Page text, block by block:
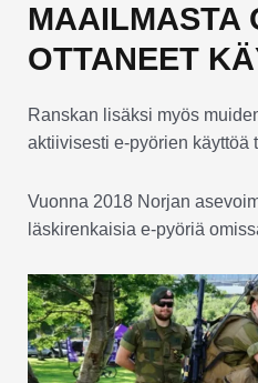
MAAILMASTA
OTTANEET
Ranskan lisäksi myös
aktiivisesti e-pyörien käyttöä
Vuonna 2018 Norjan
läskirenkaisia e-pyöriä